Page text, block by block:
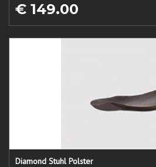
€ 149.00
Diamond Stuhl Polster